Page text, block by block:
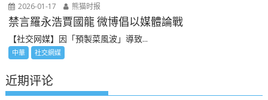
2026-01-17 熊猫时报
禁言羅永浩賈國龍 微博倡以媒體論戰
【社交网媒】因「預製菜風波」導致...
中華 社交網媒
近期评论